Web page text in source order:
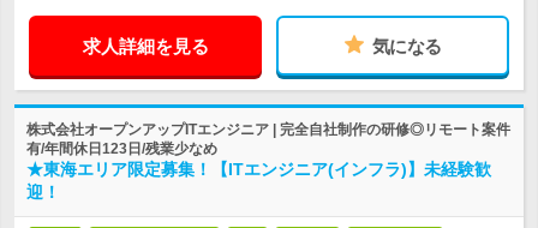
求人詳細を見る 気になる
株式会社オープンアップITエンジニア | 完全自社制作の研修◎リモート案件
有/年間休日123日/残業少なめ
★東海エリア限定募集！【ITエンジニア(インフラ)】未経験歓
迎！